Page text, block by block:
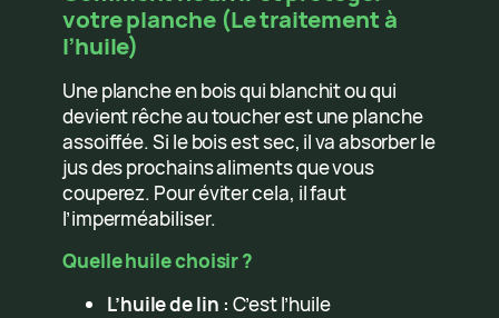
votre planche (Le traitement à
l’huile)
Une planche en bois qui blanchit ou qui
devient rêche au toucher est une planche
assoiffée. Si le bois est sec, il va absorber le
jus des prochains aliments que vous
couperez. Pour éviter cela, il faut
l’imperméabiliser.
Quelle huile choisir ?
L’huile de lin : C’est l’huile